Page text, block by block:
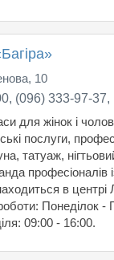
10
(096) 333-97-
для жінок і
послуги,
татуаж,
в центрі
Понеділок -
09:00 - 16:00.